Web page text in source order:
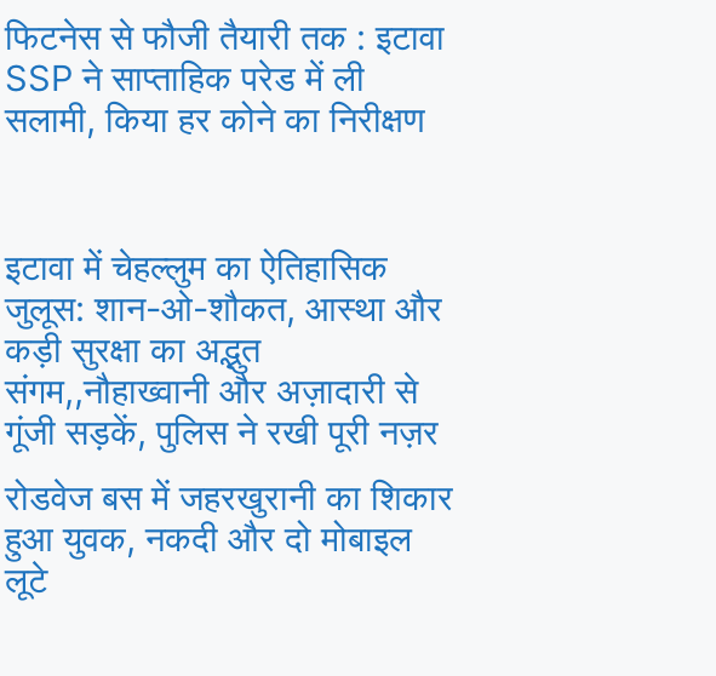
फिटनेस से फौजी तैयारी तक : इटावा
SSP ने साप्ताहिक परेड में ली
सलामी, किया हर कोने का निरीक्षण
इटावा में चेहल्लुम का ऐतिहासिक
जुलूस: शान-ओ-शौकत, आस्था और
कड़ी सुरक्षा का अद्भुत
संगम,,नौहाख्वानी और अज़ादारी से
गूंजी सड़कें, पुलिस ने रखी पूरी नज़र
रोडवेज बस में जहरखुरानी का शिकार
हुआ युवक, नकदी और दो मोबाइल
लूटे